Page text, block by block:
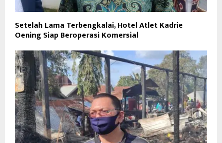
Setelah Lama Terbengkalai, Hotel Atlet Kadrie
Oening Siap Beroperasi Komersial